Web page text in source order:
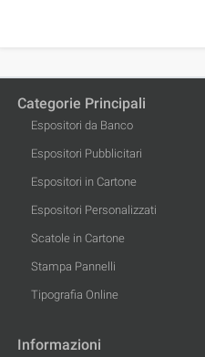
Categorie Principali
Espositori da Banco
Espositori Pubblicitari
Espositori in Cartone
Espositori Personalizzati
Scatole in Cartone
Stampa Pannelli
Tipografia Online
Informazioni